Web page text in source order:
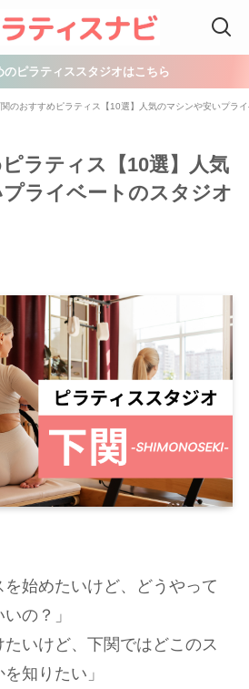
のピラティススタジオはこちら
のおすすめピラティス【10選】人気のマシンや安いプラ
ラティス【10選】人気
ライベートのスタジオ
を始めたいけど、どうやって
の？」
たいけど、下関ではどこのス
知りたい」